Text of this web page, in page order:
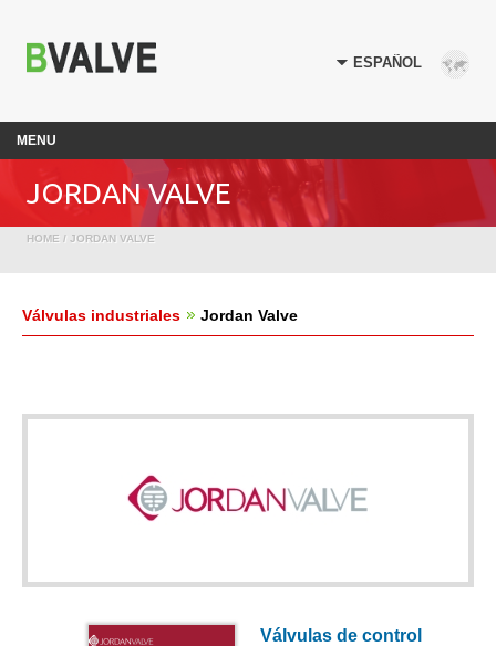
MENU
JORDAN VALVE
HOME / JORDAN VALVE
Válvulas industriales Jordan Valve
Válvulas de control